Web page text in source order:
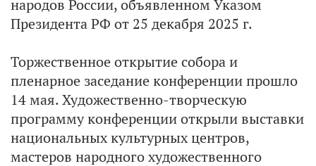
народов России, объявленном Указом
Президента РФ от 25 декабря 2025 г.
Торжественное открытие собора и
пленарное заседание конференции прошло
14 мая. Художественно-творческую
программу конференции открыли выставки
национальных культурных центров,
мастеров народного художественного